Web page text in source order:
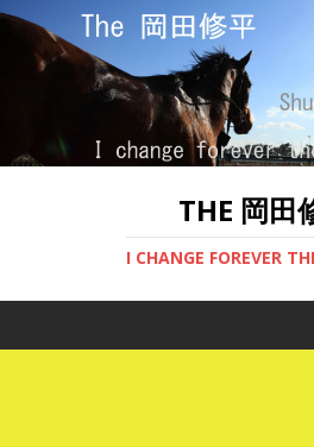
THE 岡田
I CHANGE FOREVER